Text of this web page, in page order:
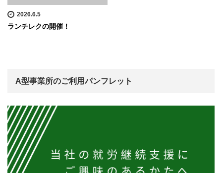
2026.6.5
ランチレクの開催！
A型事業所のご利用パンフレット